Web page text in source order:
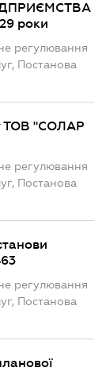
роки
регулювання
Постанова
ТОВ "СОЛАР
регулювання
Постанова
регулювання
Постанова